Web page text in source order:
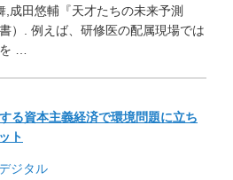
,成田悠輔『天才たちの未来予測
）. 例えば、研修医の配属現場では
…
る資本主義経済で環境問題に立ち
ト
ジタル